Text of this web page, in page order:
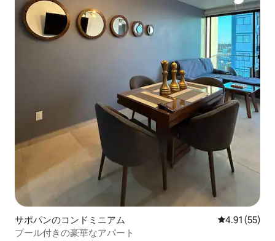
サポパンのコンドミニアム レビュー55
4.91 (55)
プール付きの豪華なアパート